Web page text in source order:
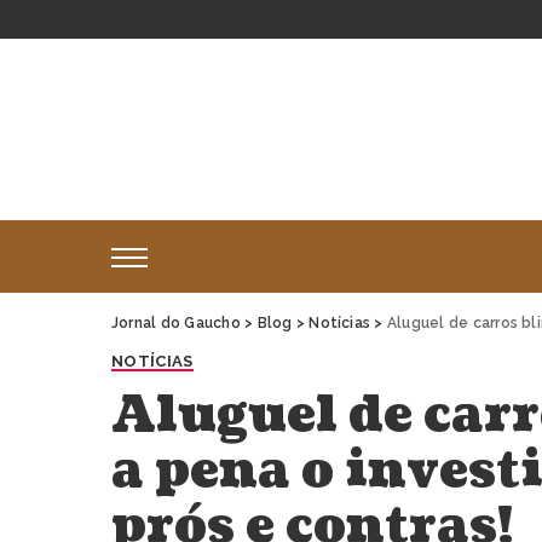
Jornal do Gaucho > Blog > Notícias > Aluguel de carros
NOTÍCIAS
Aluguel de
a pena o
prós e contras!